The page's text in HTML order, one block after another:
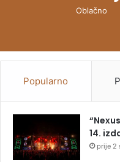
Oblačno
Popularno
14.
prije 2